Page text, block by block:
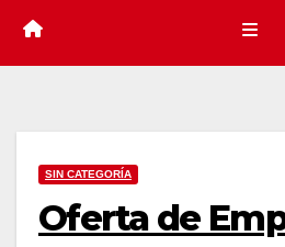
SIN CATEGORÍA
Oferta de